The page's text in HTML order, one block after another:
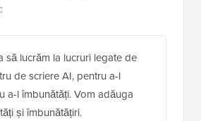
să lucrăm la lucruri legate de
de scriere AI, pentru a-l
a-l îmbunătăți. Vom adăuga
și îmbunătățiri.